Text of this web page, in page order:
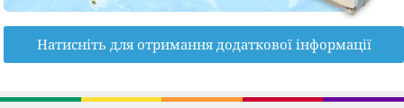
Натисніть для отримання додаткової інформації